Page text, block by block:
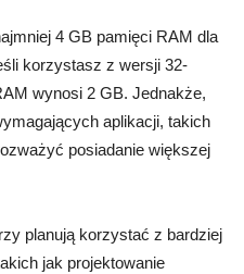
4 GB pamięci RAM dla
korzystasz z wersji 32-
wynosi 2 GB. Jednakże,
aplikacji, takich
posiadanie większej
planują korzystać z bardziej
jak projektowanie